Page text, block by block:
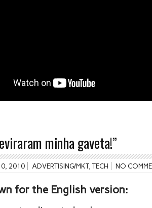
minha gaveta!”
2010 ADVERTISING/MKT, TECH NO
for the English version: